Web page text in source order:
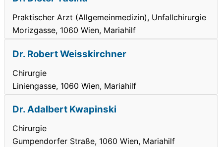
Praktischer Arzt (Allgemeinmedizin), Unfallchirurgie
Morizgasse, 1060 Wien, Mariahilf
Dr. Robert Weisskirchner
Chirurgie
Liniengasse, 1060 Wien, Mariahilf
Dr. Adalbert Kwapinski
Chirurgie
Gumpendorfer Straße, 1060 Wien, Mariahilf